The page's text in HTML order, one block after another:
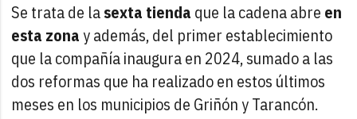
Se trata de lasexta tienda que la cadena abre en
esta zonay además, del primer establecimiento
que la compañía inaugura en 2024, sumado a las
dos reformas que ha realizado en estos últimos
meses en los municipios de Griñón y Tarancón.